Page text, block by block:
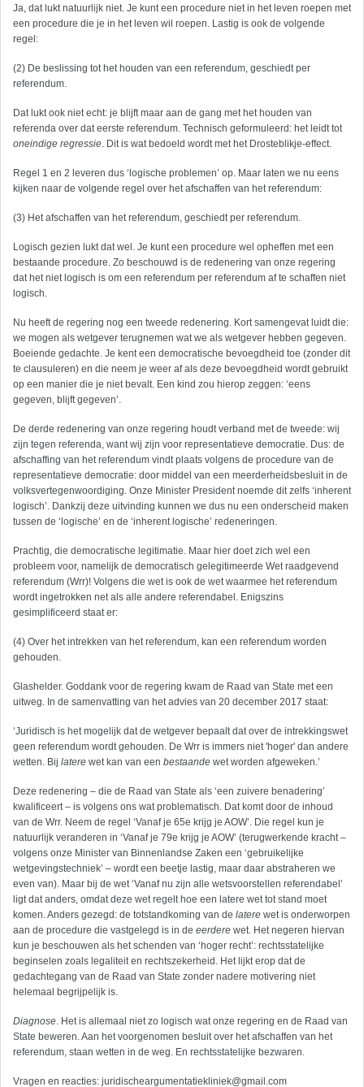
Ja, dat lukt natuurlijk niet. Je kunt een procedure niet in het leven roepen met
een procedure die je in het leven wil roepen. Lastig is ook de volgende
regel:
(2) De beslissing tot het houden van een referendum, geschiedt per
referendum.
Dat lukt ook niet echt: je blijft maar aan de gang met het houden van
referenda over dat eerste referendum. Technisch geformuleerd: het leidt tot
oneindige regressie. Dit is wat bedoeld wordt met het Drosteblikje-effect.
Regel 1 en 2 leveren dus ‘logische problemen’ op. Maar laten we nu eens
kijken naar de volgende regel over het afschaffen van het referendum:
(3) Het afschaffen van het referendum, geschiedt per referendum.
Logisch gezien lukt dat wel. Je kunt een procedure wel opheffen met een
bestaande procedure. Zo beschouwd is de redenering van onze regering
dat het niet logisch is om een referendum per referendum af te schaffen niet
logisch.
Nu heeft de regering nog een tweede redenering. Kort samengevat luidt die:
we mogen als wetgever terugnemen wat we als wetgever hebben gegeven.
Boeiende gedachte. Je kent een democratische bevoegdheid toe (zonder dit
te clausuleren) en die neem je weer af als deze bevoegdheid wordt gebruikt
op een manier die je niet bevalt. Een kind zou hierop zeggen: ‘eens
gegeven, blijft gegeven’.
De derde redenering van onze regering houdt verband met de tweede: wij
zijn tegen referenda, want wij zijn voor representatieve democratie. Dus: de
afschaffing van het referendum vindt plaats volgens de procedure van de
representatieve democratie: door middel van een meerderheidsbesluit in de
volksvertegenwoordiging. Onze Minister President noemde dit zelfs ‘inherent
logisch’. Dankzij deze uitvinding kunnen we dus nu een onderscheid maken
tussen de ‘logische’ en de ‘inherent logische’ redeneringen.
Prachtig, die democratische legitimatie. Maar hier doet zich wel een
probleem voor, namelijk de democratisch gelegitimeerde Wet raadgevend
referendum (Wrr)! Volgens die wet is ook de wet waarmee het referendum
wordt ingetrokken net als alle andere referendabel. Enigszins
gesimplificeerd staat er:
(4) Over het intrekken van het referendum, kan een referendum worden
gehouden.
Glashelder. Goddank voor de regering kwam de Raad van State met een
uitweg. In de samenvatting van het advies van 20 december 2017 staat:
‘Juridisch is het mogelijk dat de wetgever bepaalt dat over de intrekkingswet
geen referendum wordt gehouden. De Wrr is immers niet 'hoger' dan andere
wetten. Bij latere wet kan van een bestaande wet worden afgeweken.’
Deze redenering – die de Raad van State als ‘een zuivere benadering’
kwalificeert – is volgens ons wat problematisch. Dat komt door de inhoud
van de Wrr. Neem de regel ‘Vanaf je 65e krijg je AOW’. Die regel kun je
natuurlijk veranderen in ‘Vanaf je 79e krijg je AOW’ (terugwerkende kracht –
volgens onze Minister van Binnenlandse Zaken een ‘gebruikelijke
wetgevingstechniek’ – wordt een beetje lastig, maar daar abstraheren we
even van). Maar bij de wet ‘Vanaf nu zijn alle wetsvoorstellen referendabel’
ligt dat anders, omdat deze wet regelt hoe een latere wet tot stand moet
komen. Anders gezegd: de totstandkoming van de latere wet is onderworpen
aan de procedure die vastgelegd is in de eerdere wet. Het negeren hiervan
kun je beschouwen als het schenden van ‘hoger recht’: rechtsstatelijke
beginselen zoals legaliteit en rechtszekerheid. Het lijkt erop dat de
gedachtegang van de Raad van State zonder nadere motivering niet
helemaal begrijpelijk is.
Diagnose. Het is allemaal niet zo logisch wat onze regering en de Raad van
State beweren. Aan het voorgenomen besluit over het afschaffen van het
referendum, staan wetten in de weg. En rechtsstatelijke bezwaren.
Vragen en reacties: juridischeargumentatiekliniek@gmail.com